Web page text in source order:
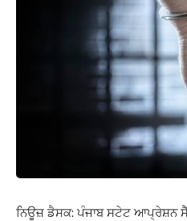
ਨਿਊਜ਼ ਡੈਸਕ: ਪੰਜਾਬ ਸਟੇਟ ਆਪ੍ਰੇਸ਼ਨ